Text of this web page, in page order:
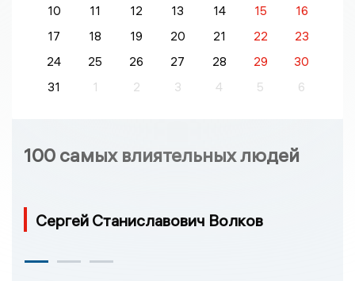
10
11 12 13 14 15
16
17
18 19 20 21 22
23
24
25 26 27 28 29
30
31
1 2 3 4 5 6
100 самых влиятельных людей
Сергей Станиславович Волков